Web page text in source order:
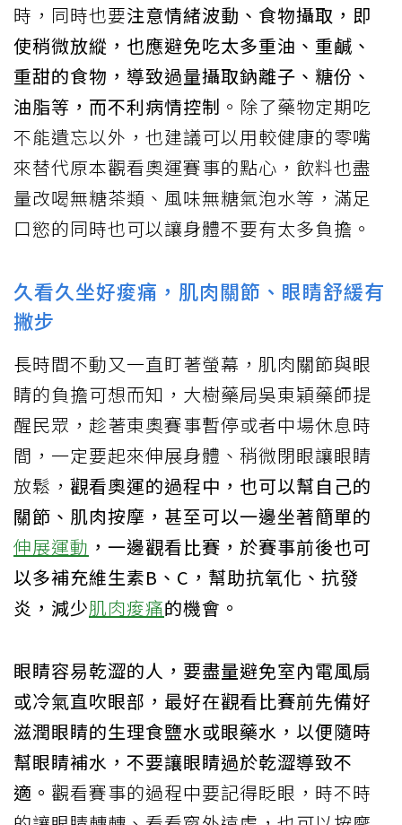
時，同時也要注意情緒波動、食物攝取，即
使稍微放縱，也應避免吃太多重油、重鹹、
重甜的食物，導致過量攝取鈉離子、糖份、
油脂等，而不利病情控制 。除了藥物定期吃
不能遺忘以外，也建議可以用較健康的零嘴
來替代原本觀看奧運賽事的點心，飲料也盡
量改喝無糖茶類、風味無糖氣泡水等，滿足
口慾的同時也可以讓身體不要有太多負擔。
久看久坐好痠痛，肌肉關節、眼睛舒緩有
撇步
長時間不動又一直盯著螢幕，肌肉關節與眼
睛的負擔可想而知，大樹藥局吳東穎藥師提
醒民眾，趁著東奧賽事暫停或者中場休息時
間，一定要起來伸展身體、稍微閉眼讓眼睛
放鬆， 觀看奧運的過程中，也可以幫自己的
關節、肌肉按摩，甚至可以一邊坐著簡單的
伸展運動 ，一邊觀看比賽，於賽事前後也可
以多補充維生素B、C，幫助抗氧化、抗發
炎，減少肌肉痠痛的機會。
眼睛容易乾澀的人，要盡量避免室內電風扇
或冷氣直吹眼部，最好在觀看比賽前先備好
滋潤眼睛的生理食鹽水或眼藥水，以便隨時
幫眼睛補水，不要讓眼睛過於乾澀導致不
適。 觀看賽事的過程中要記得眨眼，時不時